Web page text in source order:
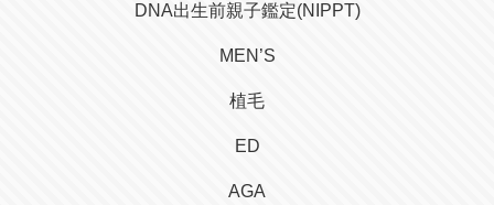
DNA出生前親子鑑定(NIPPT)
MEN’S
植毛
ED
AGA